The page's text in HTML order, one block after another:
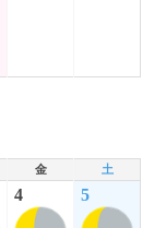
金 土
4 5